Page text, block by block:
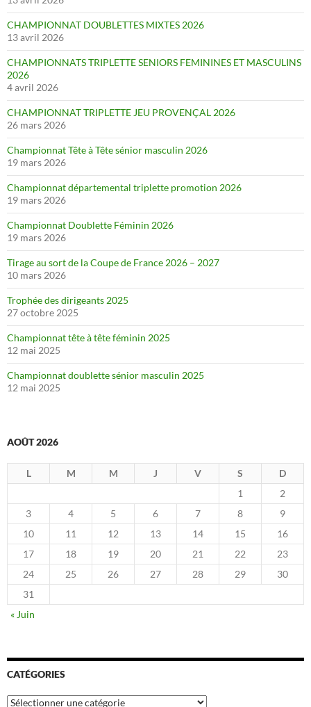
CHAMPIONNAT DOUBLETTES MIXTES 2026
13 avril 2026
CHAMPIONNATS TRIPLETTE SENIORS FEMININES ET MASCULINS
2026
4 avril 2026
CHAMPIONNAT TRIPLETTE JEU PROVENÇAL 2026
26 mars 2026
Championnat Tête à Tête sénior masculin 2026
19 mars 2026
Championnat départemental triplette promotion 2026
19 mars 2026
Championnat Doublette Féminin 2026
19 mars 2026
Tirage au sort de la Coupe de France 2026 – 2027
10 mars 2026
Trophée des dirigeants 2025
27 octobre 2025
Championnat tête à tête féminin 2025
12 mai 2025
Championnat doublette sénior masculin 2025
12 mai 2025
AOÛT 2026
L M M J V S
D
1
2
3
4 5 6 7 8
9
10
11 12 13 14 15
16
17
18 19 20 21 22
23
24
25 26 27 28 29
30
31
« Juin
CATÉGORIES
Catégories